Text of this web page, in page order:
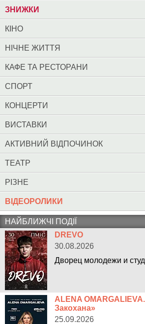
ЗНИЖКИ
КІНО
НІЧНЕ ЖИТТЯ
КАФЕ ТА РЕСТОРАНИ
СПОРТ
КОНЦЕРТИ
ВИСТАВКИ
АКТИВНИЙ ВІДПОЧИНОК
ТЕАТР
РІЗНЕ
ВІДЕОРОЛИКИ
НАЙБЛИЖЧІ ПОДІЇ
DREVO
30.08.2026
Дворец молодежи и
ALENA
Закохана»
25.09.2026